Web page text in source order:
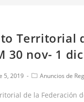
Territorial
30 nov- 1 dic
5, 2019 Anuncios de
de la Federación